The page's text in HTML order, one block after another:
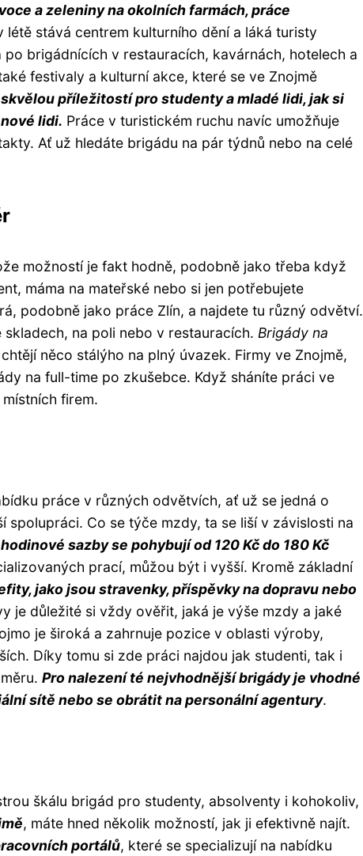
a zeleniny na okolních farmách, práce
létě stává centrem kulturního dění a láká turisty
brigádnících v restauracích, kavárnách, hotelech a
festivaly a kulturní akce, které se ve Znojmě
příležitostí pro studenty a mladé lidi, jak si
lidi. Práce v turistickém ruchu navíc umožňuje
Ať už hledáte brigádu na pár týdnů nebo na celé
možností je fakt hodně, podobně jako třeba když
máma na mateřské nebo si jen potřebujete
podobně jako práce Zlín, a najdete tu různý odvětví.
na poli nebo v restauracích. Brigády na
něco stálýho na plný úvazek. Firmy ve Znojmě,
na full-time po zkušebce. Když sháníte práci ve
firem.
práce v různých odvětvích, ať už se jedná o
Co se týče mzdy, ta se liší v závislosti na
hodinové sazby se pohybují od 120 Kč do 180 Kč
prací, můžou být i vyšší. Kromě základní
jako jsou stravenky, příspěvky na dopravu nebo
je důležité si vždy ověřit, jaká je výše mzdy a jaké
je široká a zahrnuje pozice v oblasti výroby,
Díky tomu si zde práci najdou jak studenti, tak i
Pro nalezení té nejvhodnější brigády je vhodné
sítě nebo se obrátit na personální agentury.
škálu brigád pro studenty, absolventy i kohokoliv,
, máte hned několik možností, jak ji efektivně najít.
portálů, které se specializují na nabídku